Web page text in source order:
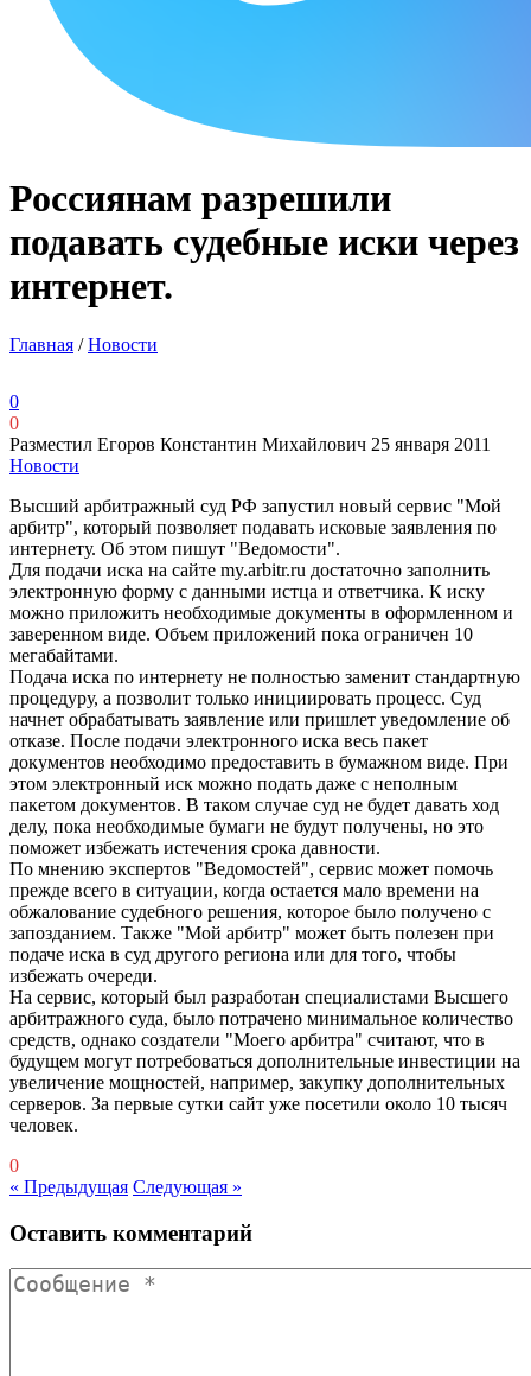
Россиянам разрешили
подавать судебные иски через
интернет.
Главная /Новости
0
0
Разместил Егоров Константин Михайлович 25 января 2011
Новости
Высший арбитражный суд РФ запустил новый сервис "Мой
арбитр", который позволяет подавать исковые заявления по
интернету. Об этом пишут "Ведомости".
Для подачи иска на сайте my.arbitr.ru достаточно заполнить
электронную форму с данными истца и ответчика. К иску
можно приложить необходимые документы в оформленном и
заверенном виде. Объем приложений пока ограничен 10
мегабайтами.
Подача иска по интернету не полностью заменит стандартную
процедуру, а позволит только инициировать процесс. Суд
начнет обрабатывать заявление или пришлет уведомление об
отказе. После подачи электронного иска весь пакет
документов необходимо предоставить в бумажном виде. При
этом электронный иск можно подать даже с неполным
пакетом документов. В таком случае суд не будет давать ход
делу, пока необходимые бумаги не будут получены, но это
поможет избежать истечения срока давности.
По мнению экспертов "Ведомостей", сервис может помочь
прежде всего в ситуации, когда остается мало времени на
обжалование судебного решения, которое было получено с
запозданием. Также "Мой арбитр" может быть полезен при
подаче иска в суд другого региона или для того, чтобы
избежать очереди.
На сервис, который был разработан специалистами Высшего
арбитражного суда, было потрачено минимальное количество
средств, однако создатели "Моего арбитра" считают, что в
будущем могут потребоваться дополнительные инвестиции на
увеличение мощностей, например, закупку дополнительных
серверов. За первые сутки сайт уже посетили около 10 тысяч
человек.
0
« Предыдущая Следующая »
Оставить комментарий